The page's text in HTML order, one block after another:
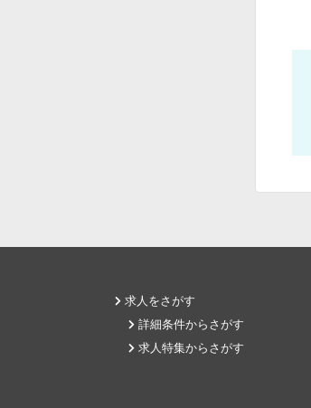
求人をさがす
詳細条件からさがす
求人特集からさがす